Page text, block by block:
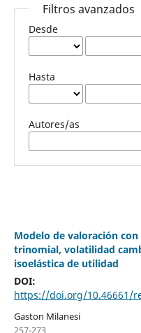
Filtros avanzados
Desde
Hasta
Autores/as
Modelo de valoración
trinomial, volatilidad
isoelástica de utilidad
DOI:
https://doi.org/10.46661/
Gaston Milanesi
257-273